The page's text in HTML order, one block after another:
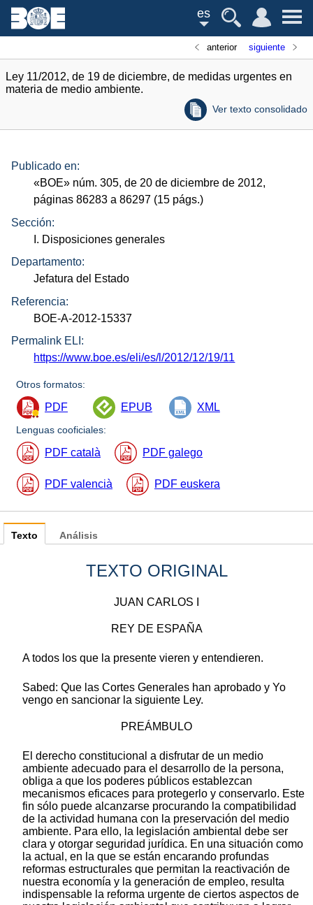
es
anterior siguiente
Ley 11/2012, de 19 de diciembre, de medidas urgentes en
materia de medio ambiente.
Ver texto consolidado
Publicado en:
«BOE» núm. 305, de 20 de diciembre de 2012,
páginas 86283 a 86297 (15 págs.)
Sección:
I. Disposiciones generales
Departamento:
Jefatura del Estado
Referencia:
BOE-A-2012-15337
Permalink ELI:
https://www.boe.es/eli/es/l/2012/12/19/11
Otros formatos:
PDF EPUB XML
Lenguas cooficiales:
PDF català PDF galego
PDF valencià PDF euskera
Texto
TEXTO ORIGINAL
JUAN CARLOS I
REY DE ESPAÑA
A todos los que la presente vieren y entendieren.
Sabed: Que las Cortes Generales han aprobado y Yo
vengo en sancionar la siguiente Ley.
PREÁMBULO
El derecho constitucional a disfrutar de un medio
ambiente adecuado para el desarrollo de la persona,
obliga a que los poderes públicos establezcan
mecanismos eficaces para protegerlo y conservarlo. Este
fin sólo puede alcanzarse procurando la compatibilidad
de la actividad humana con la preservación del medio
ambiente. Para ello, la legislación ambiental debe ser
clara y otorgar seguridad jurídica. En una situación como
la actual, en la que se están encarando profundas
reformas estructurales que permitan la reactivación de
nuestra economía y la generación de empleo, resulta
indispensable la reforma urgente de ciertos aspectos de
Análisis